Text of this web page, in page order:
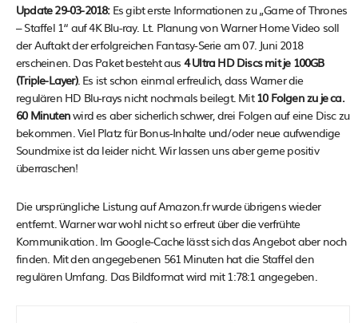
Update 29-03-2018:Es gibt erste Informationen zu „Game of Thrones
– Staffel 1“ auf 4K Blu-ray. Lt. Planung von Warner Home Video soll
der Auftakt der erfolgreichen Fantasy-Serie am 07. Juni 2018
erscheinen. Das Paket besteht aus 4 Ultra HD Discs mit je 100GB
(Triple-Layer). Es ist schon einmal erfreulich, dass Warner die
regulären HD Blu-rays nicht nochmals beilegt. Mit10 Folgen zu je ca.
60 Minutenwird es aber sicherlich schwer, drei Folgen auf eine Disc zu
bekommen. Viel Platz für Bonus-Inhalte und/oder neue aufwendige
Soundmixe ist da leider nicht. Wir lassen uns aber gerne positiv
überraschen!
Die ursprüngliche Listung auf Amazon.fr wurde übrigens wieder
entfernt. Warner war wohl nicht so erfreut über die verfrühte
Kommunikation. Im Google-Cache lässt sich das Angebot aber noch
finden. Mit den angegebenen 561 Minuten hat die Staffel den
regulären Umfang. Das Bildformat wird mit 1:78:1 angegeben.